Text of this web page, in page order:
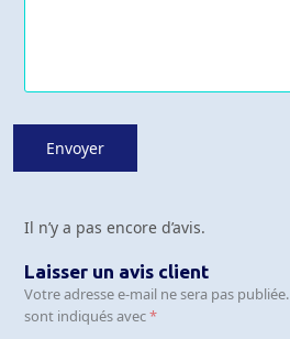
Il n’y a pas encore d’avis.
Laisser un avis client
Votre adresse e-mail ne sera pas publiée.
sont indiqués avec*